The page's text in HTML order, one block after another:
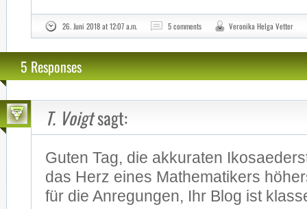
26. Juni 2018 at 12:07 a.m. 5 comments Veronika Helga Vetter
5 Responses
T. Voigtsagt:
Gu­ten Tag, die ak­ku­ra­ten
das Herz ei­nes Ma­the­ma­ti­kers
für die An­re­gun­gen, Ihr Blog ist